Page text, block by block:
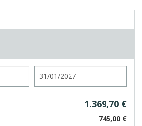
1.369,70 €
745,00 €